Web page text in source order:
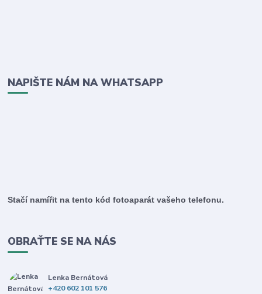
NAPIŠTE NÁM NA WHATSAPP
Stačí namířit na tento kód fotoaparát vašeho telefonu.
OBRAŤTE SE NA NÁS
Lenka Bernátová
+420 602 101 576